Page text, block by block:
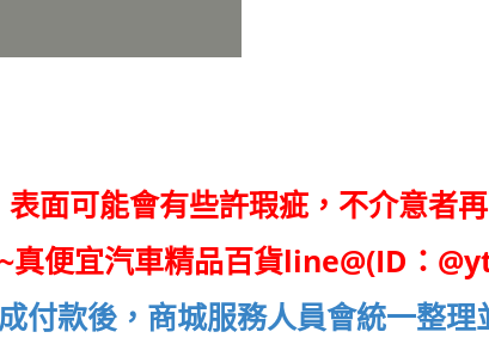
面可能會有些許瑕疵，不介意者
真便宜汽車精品百貨line@(ID：
付款後，商城服務人員會統一整